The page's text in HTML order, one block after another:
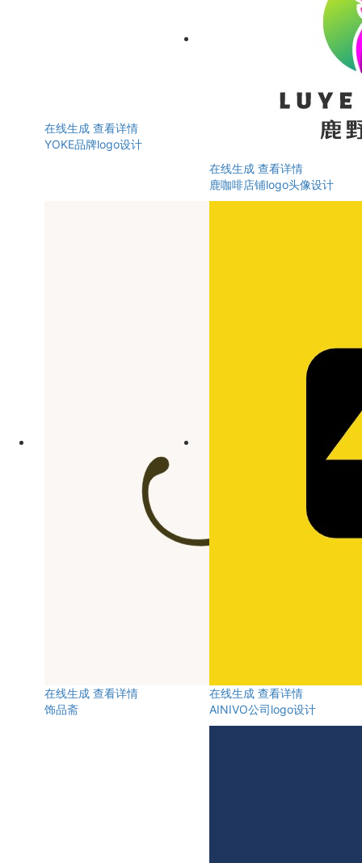
在线生成 查看详情
YOKE品牌logo设计
在线生成 查看详情
鹿咖啡店铺logo头像设计
在线生成 查看详情
饰品斋
在线生成 查看详情
AINIVO公司logo设计